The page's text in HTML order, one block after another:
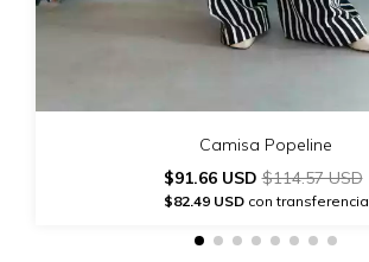
Camisa Popeline
$91.66 USD$114.57 USD
$82.49 USDcon transferencia